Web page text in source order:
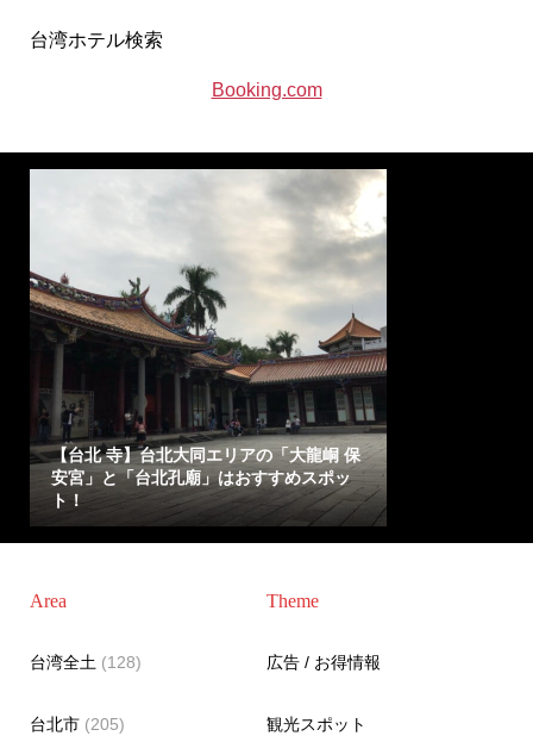
台湾ホテル検索
Booking.com
【台北 寺】台北大同エリアの「大龍峒 保
安宮」と「台北孔廟」はおすすめスポッ
ト！
Area
台湾全土(128)
台北市(205)
Theme
広告 / お得情報
観光スポット